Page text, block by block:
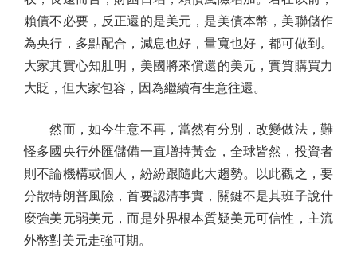
賴債不必要，反正還的是美元，是美債本幣，美聯儲作
為央行，多點配合，減息也好，量寬也好，都可做到。
大家其實心知肚明，美國將來償還的美元，實質購買力
大貶，但大家包容，因為繼續有生意往還。
然而，如今生意不再，當然有分別，改變做法，難
怪多國央行外匯儲備一直增持黃金，全球皆然，投資者
則不論機構或個人，紛紛跟隨此大趨勢。以此觀之，要
分散特朗普風險，首要認清事實，關鍵不是其班子說什
麼強美元弱美元，而是外界根本質疑美元可信性，主流
外幣對美元走強可期。